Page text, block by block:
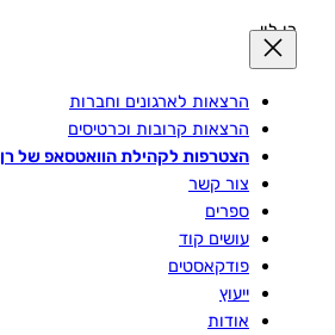
רן לוי
הרצאות לארגונים וחברות
הרצאות קרובות וכרטיסים
הצטרפות לקהילת הוואטסאפ של רן
צור קשר
ספרים
עושים קוד
פודקאסטים
ייעוץ
אודות